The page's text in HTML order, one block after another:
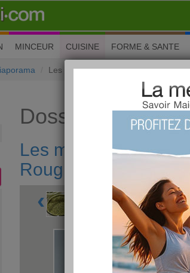
MINCEUR CUISINE FORME & SANTE
Les menus de fête avec la méthode
Dossiers Cuisine
Les menus de fête
Rougier
‹